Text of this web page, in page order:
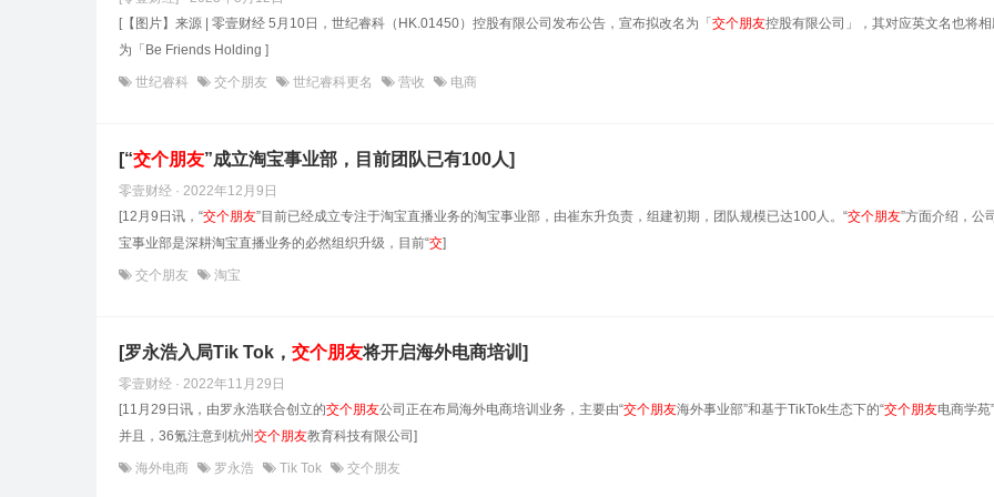
[【图片】来源 | 零壹财经 5月10日，世纪睿科（HK.01450）控股有限公司发布公告，宣布拟改名为「 交个朋友控股有限公司」，其对应英文名也将相
为「Be Friends Holding ]
世纪睿科 交个朋友 世纪睿科更名 营收 电商
[“交个朋友”成立淘宝事业部，目前团队已有100人]
零壹财经 · 2022年12月9日
[12月9日讯，“交个朋友”目前已经成立专注于淘宝直播业务的淘宝事业部，由崔东升负责，组建初期，团队规模已达100人。“交个朋友”方面介绍，公
宝事业部是深耕淘宝直播业务的必然组织升级，目前“交]
交个朋友 淘宝
[罗永浩入局Tik Tok， 交个朋友将开启海外电商培训]
零壹财经 · 2022年11月29日
[11月29日讯，由罗永浩联合创立的交个朋友公司正在布局海外电商培训业务，主要由“交个朋友海外事业部”和基于TikTok生态下的“交个朋友电商学苑
并且，36氪注意到杭州 交个朋友教育科技有限公司]
海外电商 罗永浩 Tik Tok 交个朋友